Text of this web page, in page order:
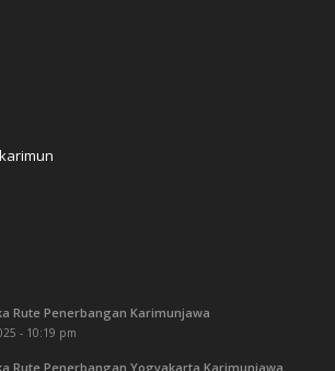
Rute Penerbangan Karimunjawa
- 10:19 pm
Rute Penerbangan Yogyakarta Karimunjawa